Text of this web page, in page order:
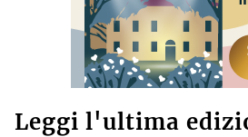
Leggi l'ultima